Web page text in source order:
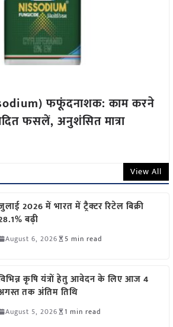
फफूंदनाशक: काम करने
फसलें, अनुशंसित मात्रा
View All
2026 में भारत में ट्रैक्टर रिटेल बिक्री
बढ़ी
August 6, 2026 5 min read
कृषि यंत्रों हेतु आवेदन के लिए आज 4
तक अंतिम तिथि
August 5, 2026 1 min read